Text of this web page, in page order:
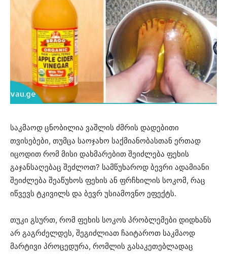
საკმაოდ ცნობილია ვაშლის ძმრის დადებითი
თვისებები, თუმცა საოჯახო საქმიანობასთან ერთად
იცოდით რომ მისი დახმარებით შეიძლება ფეხის
გაჯანსაღებაც შეძლოთ? სამწუხაროდ ბევრი ადამიანი
შეიძლება შეაწუხოს ფეხის ან ფრჩხილის სოკომ, რაც
იწვევს ტკივილს და ბევრ უსიამოვნო ეფექტს.
თუკი გსურთ, რომ ფეხის სოკოს პრობლემები დიდხანს
არ გაგრძელდეს, შეგიძლიათ ჩაიტაროთ საკმაოდ
მარტივი პროცედურა, რომლის გასაკეთებლადაც